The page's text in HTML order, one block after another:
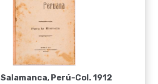
Salamanca, Perú-Col. 1912